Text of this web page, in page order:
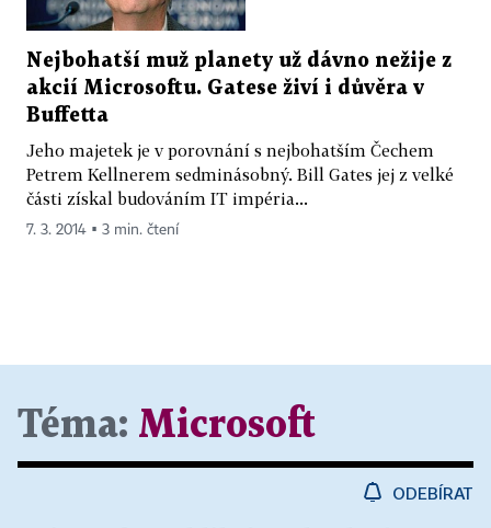
Nejbohatší muž planety už dávno nežije z
akcií Microsoftu. Gatese živí i důvěra v
Buffetta
Jeho majetek je v porovnání s nejbohatším Čechem
Petrem Kellnerem sedminásobný. Bill Gates jej z velké
části získal budováním IT impéria...
7. 3. 2014 ▪ 3 min. čtení
Téma: Microsoft
ODEBÍRAT